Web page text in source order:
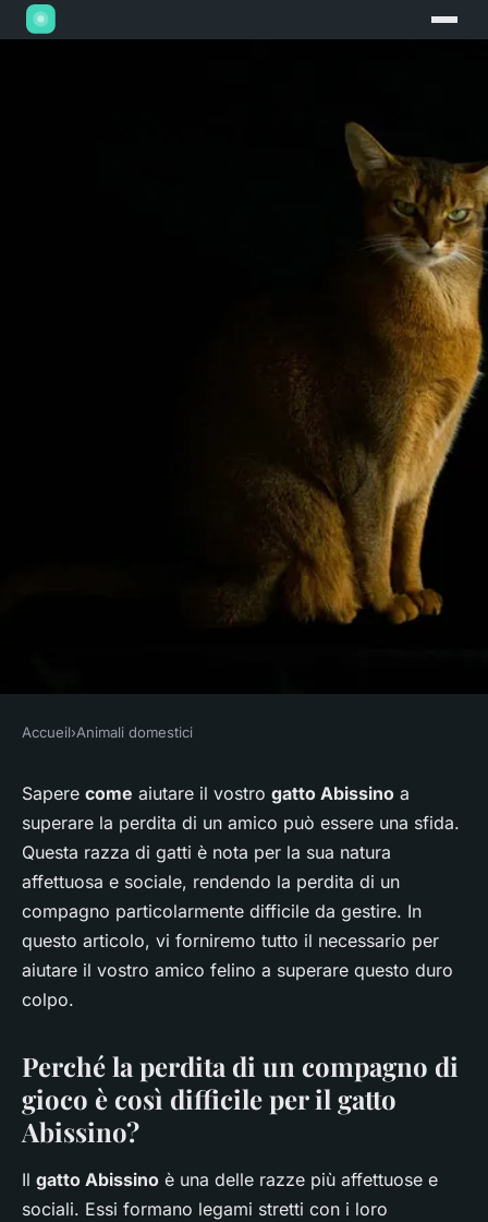
Come posso aiutare un gatto di
razza Abissino a superare la
perdita di un compagno di
gioco?
6 min de lecture
Accueil›Animali domestici
Sapere come aiutare il vostro gatto Abissino a
superare la perdita di un amico può essere una sfida.
Questa razza di gatti è nota per la sua natura
affettuosa e sociale, rendendo la perdita di un
compagno particolarmente difficile da gestire. In
questo articolo, vi forniremo tutto il necessario per
aiutare il vostro amico felino a superare questo duro
colpo.
Perché la perdita di un compagno di
gioco è così difficile per il gatto
Abissino?
Il gatto Abissino è una delle razze più affettuose e
sociali. Essi formano legami stretti con i loro